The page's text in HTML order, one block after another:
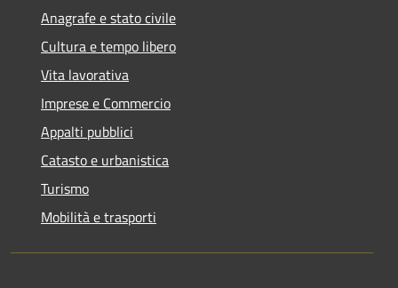
Anagrafe e stato civile
Cultura e tempo libero
Vita lavorativa
Imprese e Commercio
Appalti pubblici
Catasto e urbanistica
Turismo
Mobilità e trasporti